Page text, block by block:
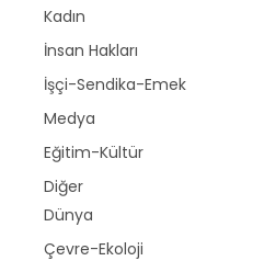
Kadın
İnsan Hakları
İşçi-Sendika-Emek
Medya
Eğitim-Kültür
Diğer
Dünya
Çevre-Ekoloji